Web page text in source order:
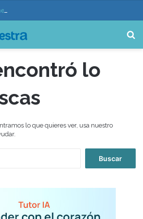
lo
lo que quieres ver, usa nuestro
: